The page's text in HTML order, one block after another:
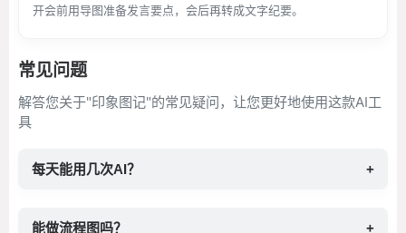
开会前用导图准备发言要点，会后再转成文字纪要。
常见问题
解答您关于"印象图记"的常见疑问，让您更好地使用这款AI工
具
每天能用几次AI？ +
能做流程图吗？ +